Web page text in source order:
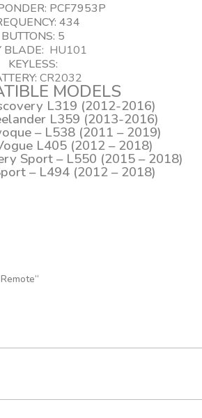
PCF7953P
434
BUTTONS: 5
BLADE: HU101
KEYLESS:
CR2032
MODELS
L319 (2012-2016)
L359 (2013-2016)
– L538 (2011 – 2019)
L405 (2012 – 2018)
Sport – L550 (2015 – 2018)
– L494 (2012 – 2018)